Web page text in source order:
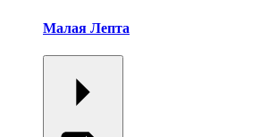
Малая Лепта